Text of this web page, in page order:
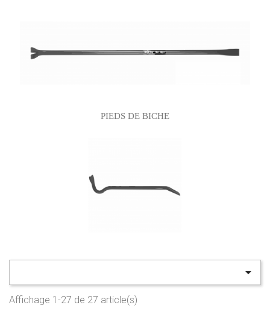
PIEDS DE BICHE

Affichage 1-27 de 27 article(s)